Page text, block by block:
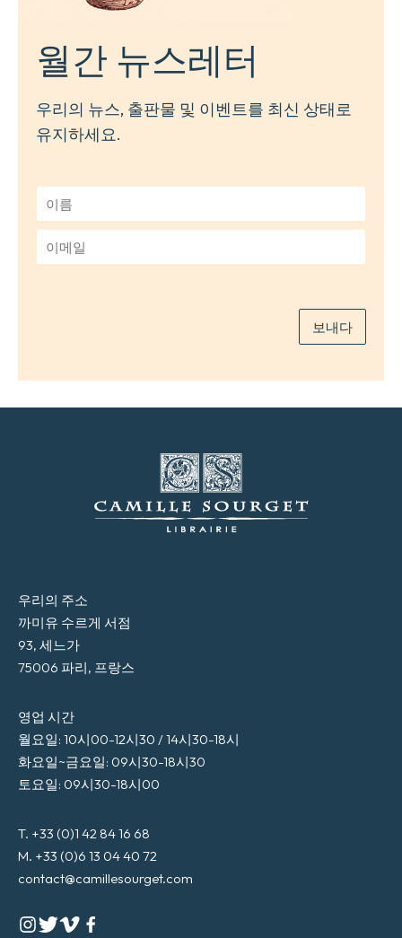
월간 뉴스레터
우리의 뉴스, 출판물 및 이벤트를 최신 상태로
유지하세요.
름
*
메
보내다
우리의 주소
까미유 수르게 서점
93, 세느가
75006 파리, 프랑스
영업 시간
월요일: 10시00-12시30 / 14시30-18시
화요일~금요일: 09시30-18시30
토요일: 09시30-18시00
T. +33 (0)1 42 84 16 68
M. +33 (0)6 13 04 40 72
contact@camillesourget.com